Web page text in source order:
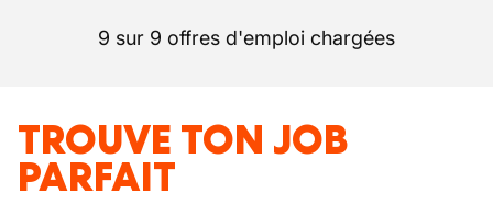
9 sur 9 offres d'emploi chargées
TROUVE TON JOB
PARFAIT